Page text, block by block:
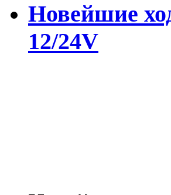
Новейшие
12/24V